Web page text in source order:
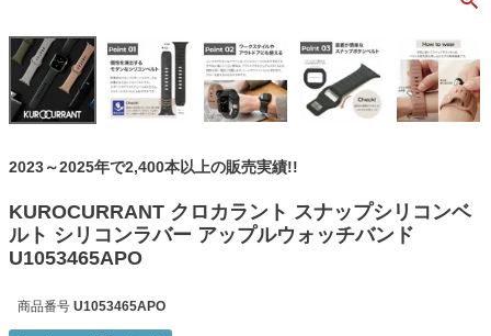
2023～2025年で2,400本以上の販売実績!!
KUROCURRANT クロカラント スナップシリコンベ
ルト シリコンラバー アップルウォッチバンド
U1053465APO
商品番号 U1053465APO